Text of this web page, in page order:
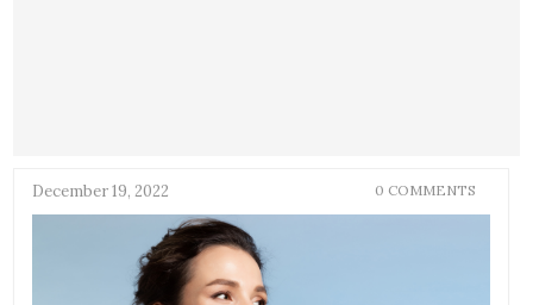
December 19, 2022 0 COMMENTS